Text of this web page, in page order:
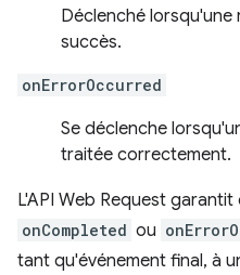
Déclenché
succès.
onErrorOccurred
Se déclenche
traitée correctement.
L'API Web Request
onCompleted ou
tant qu'événement final, à